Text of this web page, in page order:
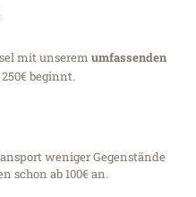
mit unserem umfassenden
beginnt.
weniger Gegenstände
schon ab 100€ an.